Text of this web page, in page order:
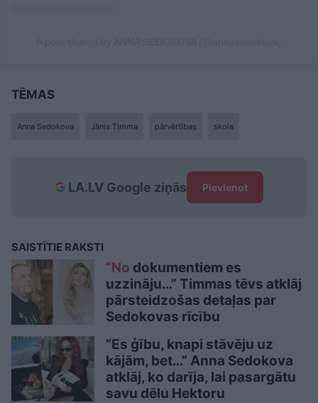
TĒMAS
Anna Sedokova Jānis Timma pārvērtības skola
LA.LV Google ziņās Pievienot
SAISTĪTIE RAKSTI
“No dokumentiem es
uzzināju…” Timmas tēvs atklāj
pārsteidzošas detaļas par
Sedokovas rīcību
“Es ģību, knapi stāvēju uz
kājām, bet…” Anna Sedokova
atklāj, ko darīja, lai pasargātu
savu dēlu Hektoru